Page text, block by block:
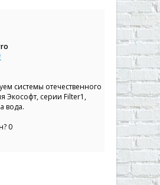
системы отечественного
Экософт, серии Filter1,
вода.
0